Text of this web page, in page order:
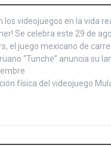
los videojuegos en la vida
Se celebra este 29 de
el juego mexicano de
“Tunche” anuncia su
física del videojuego